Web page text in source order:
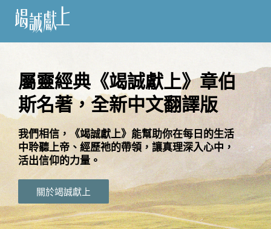
閱
語
言
關
於
竭
誠
獻
上
屬靈經典《竭誠獻上》章伯
斯名著，全新中文翻譯版
我們相信，《竭誠獻上》能幫助你在每日的生活
中聆聽上帝、經歷祂的帶領，讓真理深入心中，
活出信仰的力量。
關於竭誠獻上